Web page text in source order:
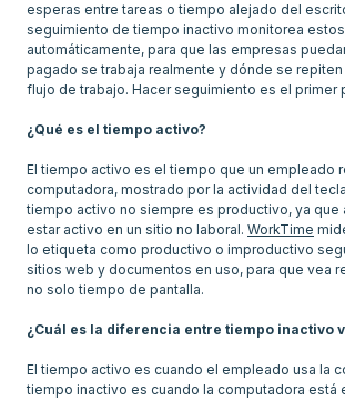
esperas entre tareas o tiempo alejado del
seguimiento de tiempo inactivo monitorea
automáticamente, para que las empresas
pagado se trabaja realmente y dónde se
flujo de trabajo. Hacer seguimiento es el primer
¿Qué es el tiempo activo?
El tiempo activo es el tiempo que un empleado
computadora, mostrado por la actividad del
tiempo activo no siempre es productivo, ya que
estar activo en un sitio no laboral. WorkTime
lo etiqueta como productivo o improductivo
sitios web y documentos en uso, para que vea
no solo tiempo de pantalla.
¿Cuál es la diferencia entre tiempo inactivo
El tiempo activo es cuando el empleado usa la
tiempo inactivo es cuando la computadora está